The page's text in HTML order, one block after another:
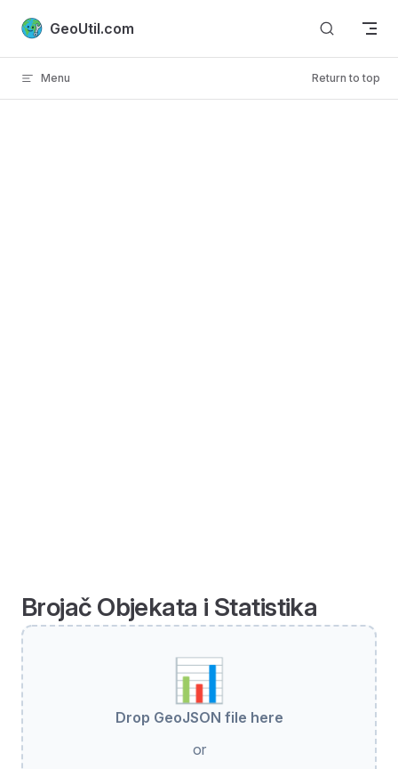
Skip to content
GeoUtil.com
Menu Return to top
Brojač Objekata i Statistika
📊
Drop GeoJSON file here
or